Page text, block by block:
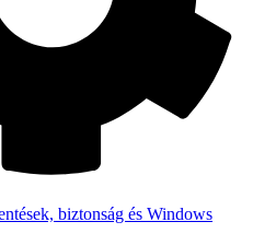
biztonság és Windows